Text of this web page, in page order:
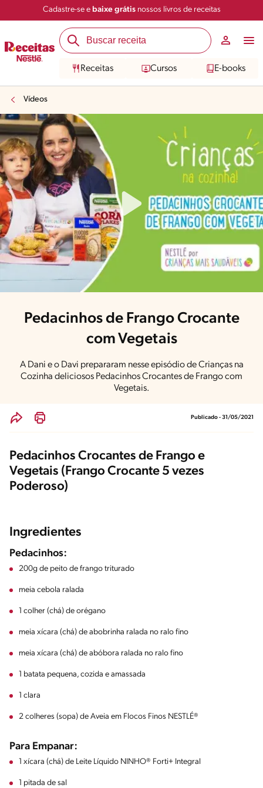
Cadastre-se e baixe grátisnossos livros de receitas
Receitas Cursos E-books
Vídeos
Pedacinhos de Frango Crocante
com Vegetais
A Dani e o Davi prepararam nesse episódio de Crianças na
Cozinha deliciosos Pedacinhos Crocantes de Frango com
Vegetais.
Publicado - 31/05/2021
Pedacinhos Crocantes de Frango e
Vegetais (Frango Crocante 5 vezes
Poderoso)
Ingredientes
Pedacinhos:
200g de peito de frango triturado
meia cebola ralada
1 colher (chá) de orégano
meia xícara (chá) de abobrinha ralada no ralo fino
meia xícara (chá) de abóbora ralada no ralo fino
1 batata pequena, cozida e amassada
1 clara
2 colheres (sopa) de Aveia em Flocos Finos NESTLÉ®
Para Empanar:
1 xícara (chá) de Leite Líquido NINHO® Forti+ Integral
1 pitada de sal